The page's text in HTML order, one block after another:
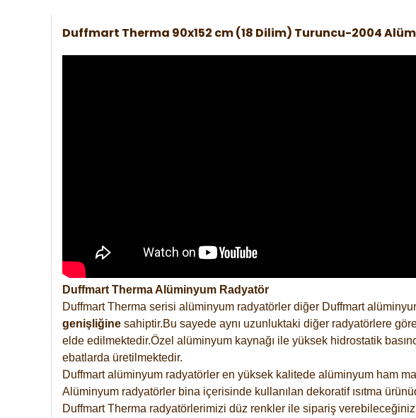
Duffmart Therma 90x152 cm (18 Dilim) Turuncu-2004
Duffmart Therma Alüminyum Radyatör
Duffmart Therma serisi alüminyum radyatörler diğer Duffmart
genişliğine sahiptir.Bu sayede aynı uzunluktaki diğer radyatörlere
elde edilmektedir.Özel alüminyum kaynağı ile yüksek hidrostatik
ebatlarda üretilmektedir.
Duffmart alüminyum radyatörler en yüksek kalitede alüminyum ham
Alüminyum radyatörler bina içerisinde kullanılan dekoratif ısıtma
Duffmart Therma radyatörlerimizi düz renkler ile sipariş